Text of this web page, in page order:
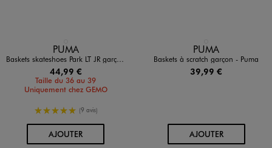
Disponible en 1 coloris
PUMA
Baskets skateshoes Park LT JR garçon - Puma
44,99 €
Taille du 36 au 39
Uniquement chez GEMO
5/5 de moyenne
(9 avis)
AJOUTERAU PANIER
Disponible en 1 coloris
PUMA
Baskets à scratch garçon - Puma
39,99 €
AJOUTERAU PANIER